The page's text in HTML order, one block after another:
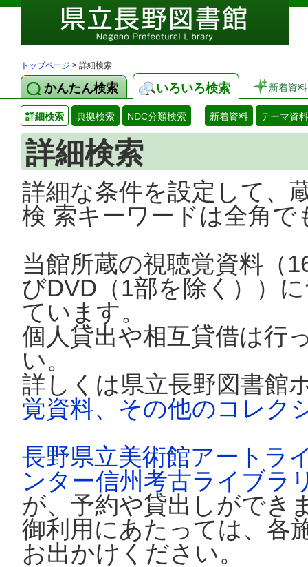
トップページ > 詳細検索
かんたん検索 いろいろ検索 新着資料
詳細検索 典拠検索 NDC分類検索 新着資料 テーマ資料
詳細検索
詳細な条件を設定して、
検 索キーワードは全角
当館所蔵の視聴覚資料（
びDVD（1部を除く））
ています。
個人貸出や相互貸借は行
い。
詳しくは県立長野図書館
覚資料、その他のコレク
長野県立美術館アートラ
ンター信州考古ライブラ
が、予約や貸出しができ
御利用にあたっては、各
お出かけください。